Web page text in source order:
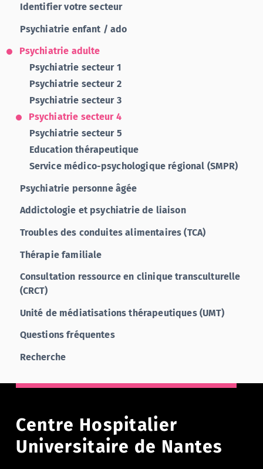
Identifier votre secteur
Psychiatrie enfant / ado
Psychiatrie adulte
Psychiatrie secteur 1
Psychiatrie secteur 2
Psychiatrie secteur 3
Psychiatrie secteur 4
Psychiatrie secteur 5
Education thérapeutique
Service médico-psychologique régional (SMPR)
Psychiatrie personne âgée
Addictologie et psychiatrie de liaison
Troubles des conduites alimentaires (TCA)
Thérapie familiale
Consultation ressource en clinique transculturelle
(CRCT)
Unité de médiatisations thérapeutiques (UMT)
Questions fréquentes
Recherche
Centre Hospitalier
Universitaire de Nantes